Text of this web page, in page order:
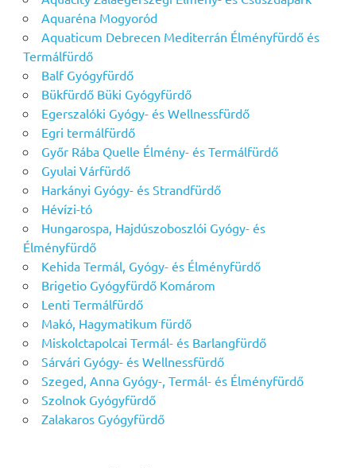
Aquaréna Mogyoród
Aquaticum Debrecen Mediterrán Élményfürdő és
Termálfürdő
Balf Gyógyfürdő
Bükfürdő Büki Gyógyfürdő
Egerszalóki Gyógy- és Wellnessfürdő
Egri termálfürdő
Győr Rába Quelle Élmény- és Termálfürdő
Gyulai Várfürdő
Harkányi Gyógy- és Strandfürdő
Hévízi-tó
Hungarospa, Hajdúszoboszlói Gyógy- és
Élményfürdő
Kehida Termál, Gyógy- és Élményfürdő
Brigetio Gyógyfürdő Komárom
Lenti Termálfürdő
Makó, Hagymatikum fürdő
Miskolctapolcai Termál- és Barlangfürdő
Sárvári Gyógy- és Wellnessfürdő
Szeged, Anna Gyógy-, Termál- és Élményfürdő
Szolnok Gyógyfürdő
Zalakaros Gyógyfürdő